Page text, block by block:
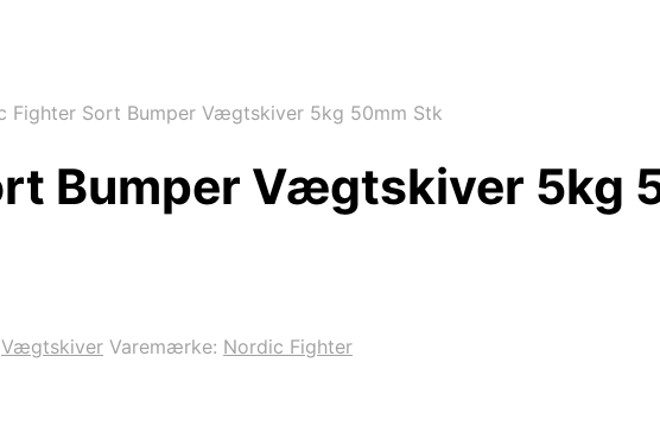
Fighter Sort Bumper Vægtskiver 5kg 50mm Stk
Bumper Vægtskiver 5kg
Vægtskiver Varemærke: Nordic Fighter